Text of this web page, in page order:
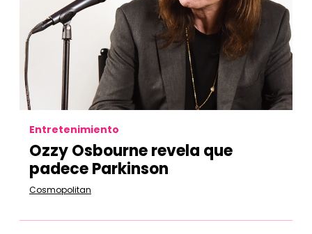
Entretenimiento
Ozzy Osbourne revela que
padece Parkinson
Cosmopolitan